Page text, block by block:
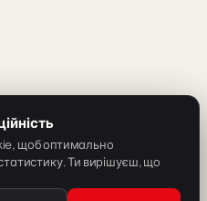
Play
щоб оптимально
Ти вирішуєш, що